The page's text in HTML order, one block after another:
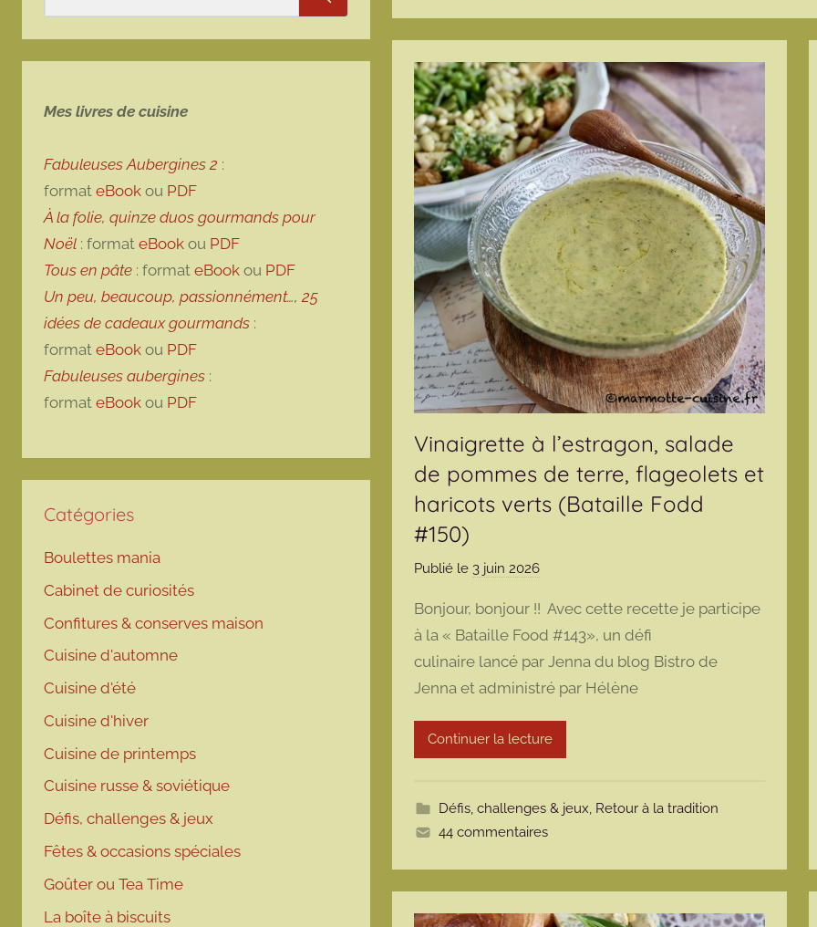
Vinaigrette à l’estragon, salade
de pommes de terre, flageolets et
haricots verts (Bataille Fodd
#150)
Publié le 3 juin 2026p
r
m
a
r
o
t
e
Bonjour, bonjour !! Avec cette recette je participe
à la « Bataille Food #143», un défi
culinaire lancé par Jenna du blog Bistro de
Jenna et administré par Hélène
Continuer la lecture
Défis, challenges & jeux, Retour à la tradition
44 commentaires
Rechercher
Mes livres de cuisine
Fabuleuses Aubergines 2 :
format eBook ou PDF
À la folie, quinze duos gourmands pour
Noël : format eBook ou PDF
Tous en pâte : format eBook ou PDF
Un peu, beaucoup, passionnément…, 25
idées de cadeaux gourmands :
format eBook ou PDF
Fabuleuses aubergines :
format eBook ou PDF
Catégories
Boulettes mania
Cabinet de curiosités
Confitures & conserves maison
Cuisine d'automne
Cuisine d'été
Cuisine d'hiver
Cuisine de printemps
Cuisine russe & soviétique
Défis, challenges & jeux
Fêtes & occasions spéciales
Goûter ou Tea Time
La boîte à biscuits